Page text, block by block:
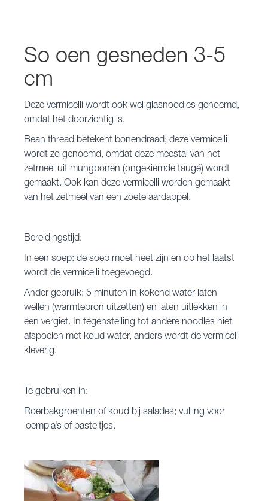
So oen gesneden 3-5
cm
Deze vermicelli wordt ook wel glasnoodles genoemd,
omdat het doorzichtig is.
Bean thread betekent bonendraad; deze vermicelli
wordt zo genoemd, omdat deze meestal van het
zetmeel uit mungbonen (ongekiemde taugé) wordt
gemaakt. Ook kan deze vermicelli worden gemaakt
van het zetmeel van een zoete aardappel.
Bereidingstijd:
In een soep: de soep moet heet zijn en op het laatst
wordt de vermicelli toegevoegd.
Ander gebruik: 5 minuten in kokend water laten
wellen (warmtebron uitzetten) en laten uitlekken in
een vergiet. In tegenstelling tot andere noodles niet
afspoelen met koud water, anders wordt de vermicelli
kleverig.
Te gebruiken in:
Roerbakgroenten of koud bij salades; vulling voor
loempia’s of pasteitjes.